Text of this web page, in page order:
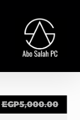
EGP5,000.00